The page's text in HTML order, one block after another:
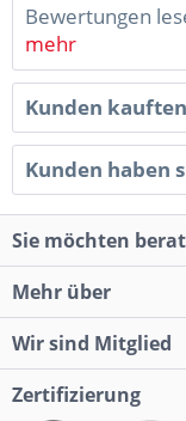
Bewertungen
mehr
Kunden
Kunden haben
Sie möchten
Mehr über
Wir sind Mitglied
Zertifizierung